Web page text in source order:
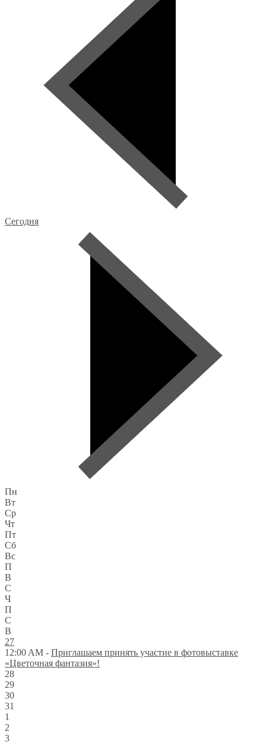
Сегодня
Пн
Вт
Ср
Чт
Пт
Сб
Вс
П
В
С
Ч
П
С
В
27
12:00 AM - Приглашаем принять участие в фотовыставке
«Цветочная фантазия»!
28
29
30
31
1
2
3